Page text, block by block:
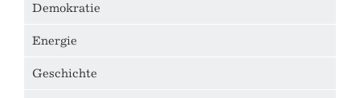
Demokratie
Energie
Geschichte